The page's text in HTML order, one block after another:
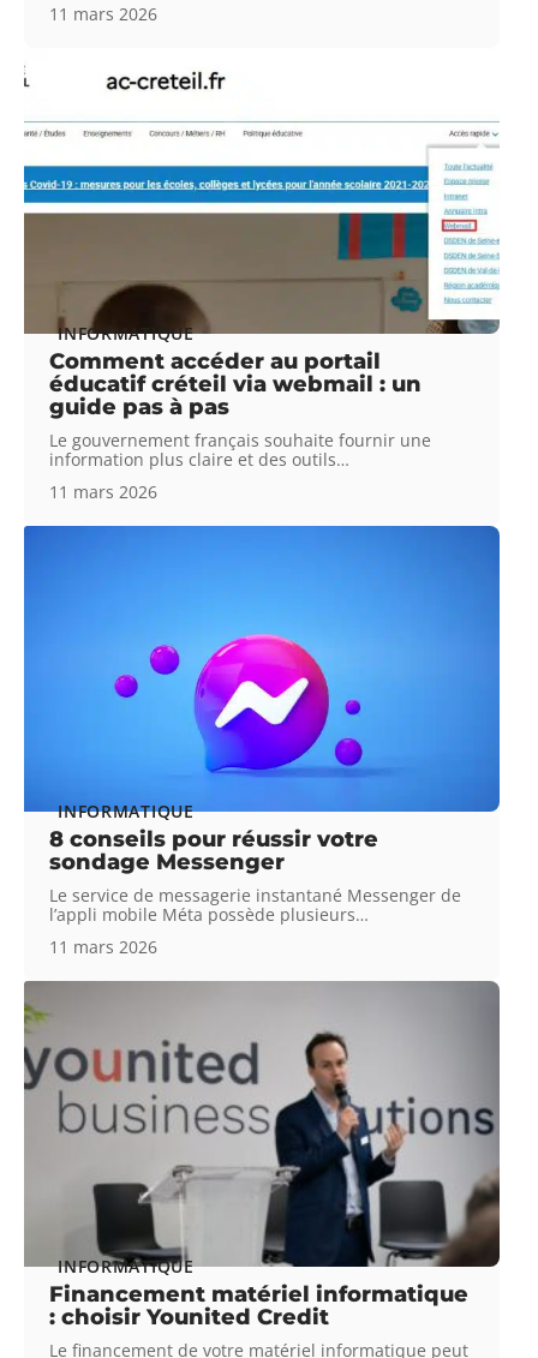
11 mars 2026
INFORMATIQUE
Comment accéder au portail
éducatif créteil via webmail : un
guide pas à pas
Le gouvernement français souhaite fournir une
information plus claire et des outils…
11 mars 2026
INFORMATIQUE
8 conseils pour réussir votre
sondage Messenger
Le service de messagerie instantané Messenger de
l’appli mobile Méta possède plusieurs…
11 mars 2026
INFORMATIQUE
Financement matériel informatique
: choisir Younited Credit
Le financement de votre matériel informatique peut